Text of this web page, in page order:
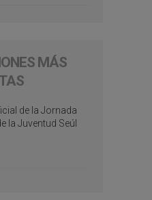
MÁS
de la Jornada
la Juventud Seúl